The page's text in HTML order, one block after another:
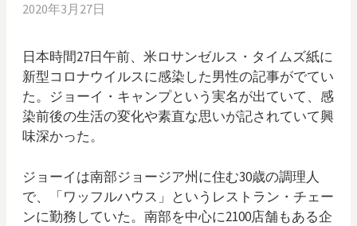
2020年3月27日
日本時間27日午前、米ロサンゼルス・タイムズ紙に
新型コロナウイルスに感染した男性の記事がでてい
た。ジョーイ・キャンプという実名が出ていて、感
染前後の生活の変化や素直な思いが記されていて興
味深かった。
ジョーイは南部ジョージア州に住む30歳の調理人
で、「ワッフルハウス」というレストラン・チェー
ンに勤務していた。南部を中心に2100店舗もある企